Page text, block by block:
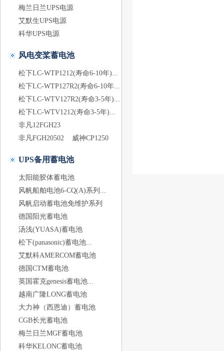
梅兰日兰UPS电源
艾默生UPS电源
科华UPS电源
风电变桨蓄电池
松下LC-WTP1212(寿命6-10年)...
松下LC-WTP127R2(寿命6-10年...
松下LC-WTV127R2(寿命3-5年)...
松下LC-WTV1212(寿命3-5年)...
非凡12FGH23
非凡FGH20502
威神CP1250
UPS备用蓄电池
太阳能胶体蓄电池
风帆船舶电池6-CQ(A)系列...
风帆启动蓄电池免维护系列
德国阳光蓄电池
汤浅(YUASA)蓄电池
松下(panasonic)蓄电池...
艾默科AMERCOM蓄电池
德国CTM蓄电池
英国霍克genesis蓄电池...
越南广隆LONG蓄电池
大力神（西恩迪）蓄电池
CGB长光蓄电池
梅兰日兰MGF蓄电池
科华KELONC蓄电池